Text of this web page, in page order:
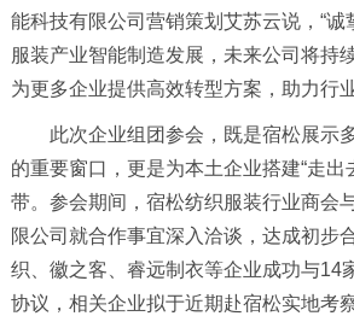
能科技有限公司营销策划艾苏云说，“
服装产业智能制造发展，未来公司将持
为更多企业提供高效转型方案，助力行
此次企业组团参会，既是宿松展示
的重要窗口，更是为本土企业搭建“走出
带。参会期间，宿松纺织服装行业商会
限公司就合作事宜深入洽谈，达成初步
织、徽之客、睿远制衣等企业成功与14
协议，相关企业拟于近期赴宿松实地考